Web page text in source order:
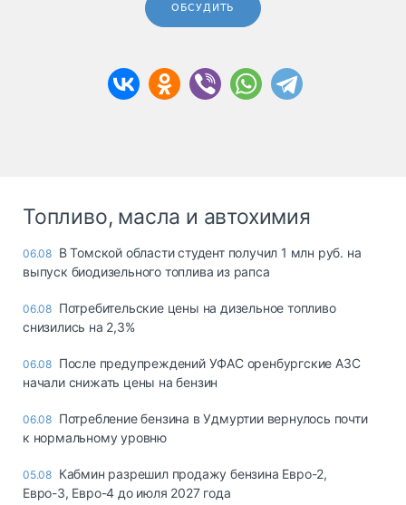
ОБСУДИТЬ
Топливо, масла и автохимия
06.08 В Томской области студент получил 1 млн руб. на
выпуск биодизельного топлива из рапса
06.08 Потребительские цены на дизельное топливо
снизились на 2,3%
06.08 После предупреждений УФАС оренбургские АЗС
начали снижать цены на бензин
06.08 Потребление бензина в Удмуртии вернулось почти
к нормальному уровню
05.08 Кабмин разрешил продажу бензина Евро-2,
Евро-3, Евро-4 до июля 2027 года